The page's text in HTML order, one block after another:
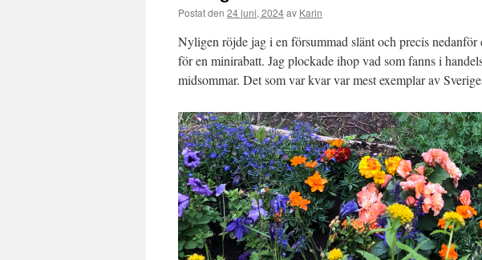
Postat den 24 juni, 2024av Karin
Nyligen röjde jag i en försummad slänt och precis
för en minirabatt. Jag plockade ihop vad som fanns i
midsommar. Det som var kvar var mest exemplar av